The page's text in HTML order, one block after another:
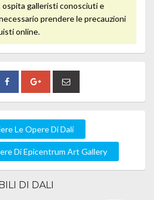
galleristi conosciuti e
prendere le precauzioni
online.
Le Opere Di Dali
Di Epicentrum Art Gallery
DI DALI